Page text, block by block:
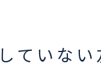
ていな